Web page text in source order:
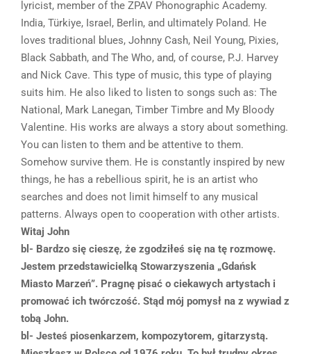
lyricist, member of the ZPAV Phonographic Academy.
India, Türkiye, Israel, Berlin, and ultimately Poland. He
loves traditional blues, Johnny Cash, Neil Young, Pixies,
Black Sabbath, and The Who, and, of course, P.J. Harvey
and Nick Cave. This type of music, this type of playing
suits him. He also liked to listen to songs such as: The
National, Mark Lanegan, Timber Timbre and My Bloody
Valentine. His works are always a story about something.
You can listen to them and be attentive to them.
Somehow survive them. He is constantly inspired by new
things, he has a rebellious spirit, he is an artist who
searches and does not limit himself to any musical
patterns. Always open to cooperation with other artists.
Witaj John
bl- Bardzo się cieszę, że zgodziłeś się na tę rozmowę.
Jestem przedstawicielką Stowarzyszenia „Gdańsk
Miasto Marzeń”. Pragnę pisać o ciekawych artystach i
promować ich twórczość. Stąd mój pomysł na z wywiad z
tobą John.
bl- Jesteś piosenkarzem, kompozytorem, gitarzystą.